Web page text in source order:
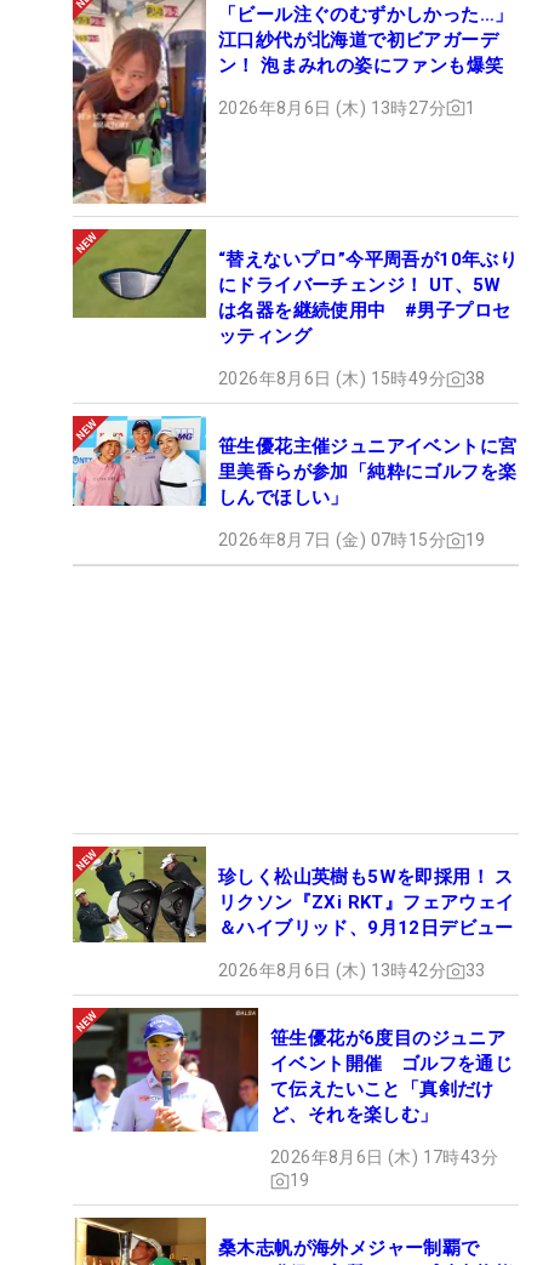
「ビール注ぐのむずかしかった…」
江口紗代が北海道で初ビアガーデ
ン！ 泡まみれの姿にファンも爆笑
2026年8月6日 (木) 13時27分 1
“替えないプロ”今平周吾が10年ぶり
にドライバーチェンジ！ UT、5W
は名器を継続使用中 #男子プロセ
ッティング
2026年8月6日 (木) 15時49分 38
笹生優花主催ジュニアイベントに宮
里美香らが参加「純粋にゴルフを楽
しんでほしい」
2026年8月7日 (金) 07時15分 19
珍しく松山英樹も5Wを即採用！ ス
リクソン『ZXi RKT』フェアウェイ
＆ハイブリッド、9月12日デビュー
2026年8月6日 (木) 13時42分 33
笹生優花が6度目のジュニア
イベント開催 ゴルフを通じ
て伝えたいこと「真剣だけ
ど、それを楽しむ」
2026年8月6日 (木) 17時43分
19
桑木志帆が海外メジャー制覇で